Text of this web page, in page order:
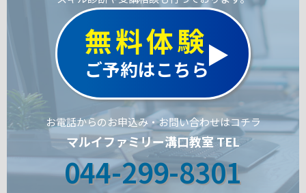
無料体験
ご予約はこちら
お電話からのお申込み・お問い合わせはコチラ
マルイファミリー溝口教室 TEL
044-299-8301